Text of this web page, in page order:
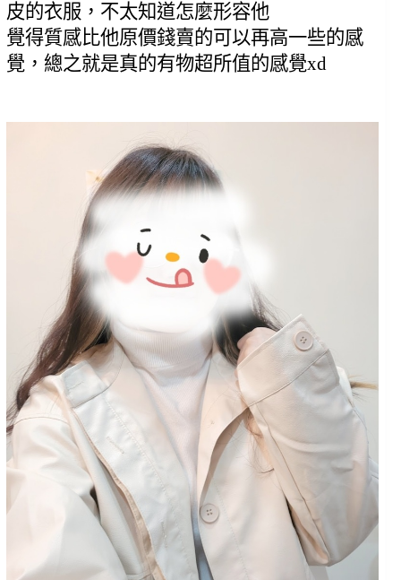
皮的衣服，不太知道怎麼形容他
覺得質感比他原價錢賣的可以再高一些的感
覺，總之就是真的有物超所值的感覺xd